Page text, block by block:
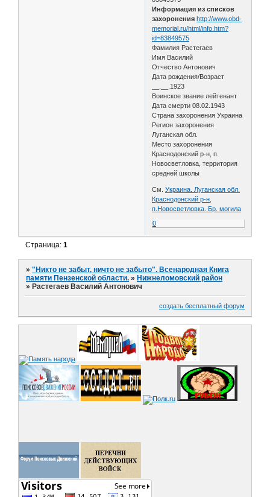
Информация из списков
захоронения http://www.obd-
memorial.ru/html/info.htm?
id=83849575
Фамилия Растегаев
Имя Василий
Отчество Антонович
Дата рождения/Возраст
__.__.1923
Воинское звание лейтенант
Дата смерти 08.02.1943
Страна захоронения Украина
Регион захоронения
Луганская обл.
Место захоронения
Краснодонский р-н, п.
Новосветловка, территория
средней школы
См.Украина. Луганская обл.
Краснодонский р-н,
п.Новосветловка. Бр. могила
0
Страница:1
»"Никто не забыт, ничто не забыто". Всенародная Книга
памяти Пензенской области. » Нижнеломовский район
» Растегаев Василий Антонович
создать бесплатный форум